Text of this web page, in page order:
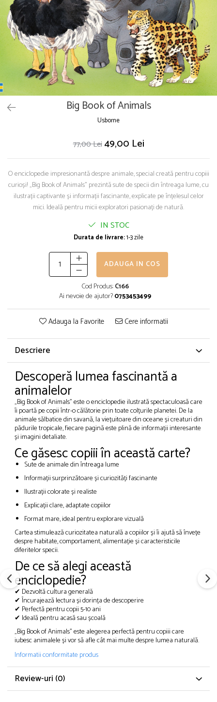
Puzzle
Seturi carti Usborne
Big Book of Animals
Usborne
77,00 Lei 49,00 Lei
O enciclopedie impresionantă despre animale, special creată pentru copiii
curioși! „Big Book of Animals” prezintă sute de specii din întreaga lume, cu
ilustrații captivante și informații fascinante, explicate pe înțelesul celor
mici. Ideală pentru micii exploratori pasionați de natură.
IN STOC
Durata de livrare:1-3 zile
ADAUGA IN COS
Cod Produs:C166
Ai nevoie de ajutor?0753453499
Adauga la Favorite Cere informatii
Descriere
Descoperă lumea fascinantă a
animalelor
„Big Book of Animals” este o enciclopedie ilustrată spectaculoasă care
îi poartă pe copii într-o călătorie prin toate colțurile planetei. De la
animale sălbatice din savană, la viețuitoare din oceane și creaturi din
pădurile tropicale, fiecare pagină este plină de informații interesante
și imagini detaliate.
Ce găsesc copiii în această carte?
Sute de animale din întreaga lume
Informații surprinzătoare și curiozități fascinante
Ilustrații colorate și realiste
Explicații clare, adaptate copiilor
Format mare, ideal pentru explorare vizuală
Cartea stimulează curiozitatea naturală a copiilor și îi ajută să învețe
despre habitate, comportament, alimentație și caracteristicile
diferitelor specii.
De ce să alegi această
enciclopedie?
✔ Dezvoltă cultura generală
✔ Încurajează lectura și dorința de descoperire
✔ Perfectă pentru copii 5-10 ani
✔ Ideală pentru acasă sau școală
„Big Book of Animals” este alegerea perfectă pentru copiii care
iubesc animalele și vor să afle cât mai multe despre lumea naturală.
Informatii conformitate produs
Review-uri (0)